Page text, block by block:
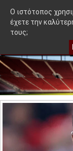
≡ OlympEidisis |
που δεν βγήκε
O ιστότοπος
έχετε την
τους;